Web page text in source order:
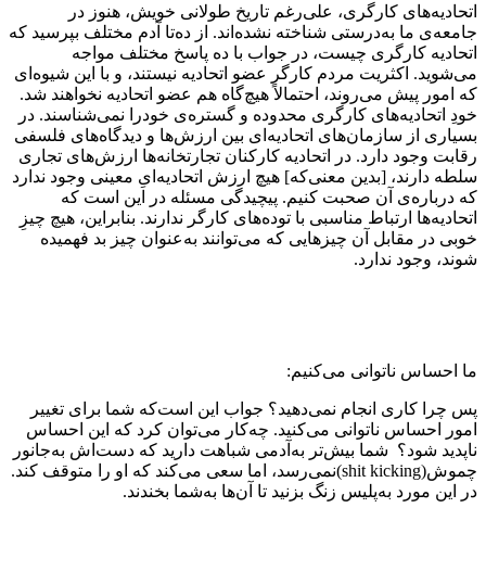
اتحادیه‌های کارگری، علی‌رغم تاریخ طولانی خویش، هنوز در
جامعه‌ی ما به‌درستی شناخته نشده‌اند. از ده‌تا آدم مختلف بپرسید که
اتحادیه کارگری چیست، در جواب با ده پاسخ مختلف مواجه
می‌شوید. اکثریت مردم کارگر عضو ‌اتحادیه‌ نیستند، و با این شیوه‌ای
که امور پیش می‌روند، احتمالاً هیچ‌گاه هم ‌عضو ‌اتحادیه نخواهند شد.
خودِ اتحادیه‌های کارگری محدوده و گستره‌ی خودرا نمی‌شناسند. در
بسیاری از سازمان‌های اتحادیه‌ای بین ارزش‌ها و دید‌گاه‌های فلسفی
رقابت وجود دارد. در اتحادیه‌ کارکنان تجارتخانه‌ها ارزش‌های تجاری
سلطه دارند، [بدین معنی‌که] هیچ ارزش اتحادیه‌ایِ معینی وجود ندارد
که درباره‌ی آن صحبت کنیم. پیچیدگی مسئله در این است که
اتحادیه‌ها ارتباط مناسبی با توده‌های کارگر ندارند. بنابراین، هیچ چیزِ
خوبی در مقابل آن چیزهایی که می‌توانند به‌عنوان چیز بد فهمیده
شوند، وجود ندارد.
ما احساس ناتوانی می‌کنیم:
پس چرا کاری انجام نمی‌دهید؟ جواب این است‌که شما برای تغییر
امور احساس ناتوانی می‌کنید. چه‌کار می‌توان کرد که این احساس
ناپدید شود؟ شما بیش‌تر به‌آدمی شباهت دارید که دست‌اش به‌جانور
چموش(shit kicking)نمی‌رسد، اما سعی می‌کند که او را متوقف کند.
در این مورد به‌پلیس زنگ بزنید تا آن‌ها به‌شما بخندند.